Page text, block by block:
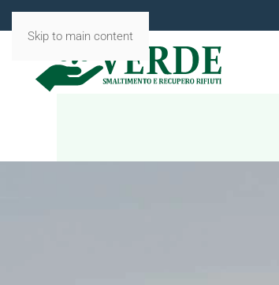
Skip to main content